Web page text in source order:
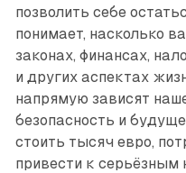
позволить себе
понимает, насколько
законах, финансах,
и других аспектах
напрямую зависят
безопасность и
стоить тысяч евро,
привести к